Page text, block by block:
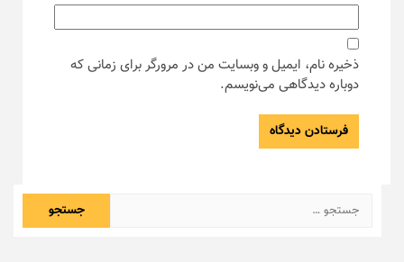
ذخیره نام، ایمیل و وبسایت من در مرورگر برای زمانی که
دوباره دیدگاهی می‌نویسم.
جستجو
برای: